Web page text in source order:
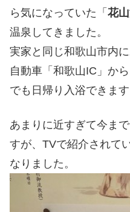
ら気になっていた「 花
温泉してきました。
実家と同じ和歌山市内
自動車「和歌山IC」か
でも日帰り入浴できます
あまりに近すぎて今ま
すが、TVで紹介されて
なりました。